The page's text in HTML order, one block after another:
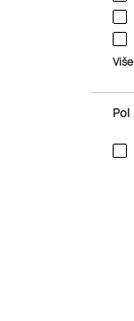
Više
Pol